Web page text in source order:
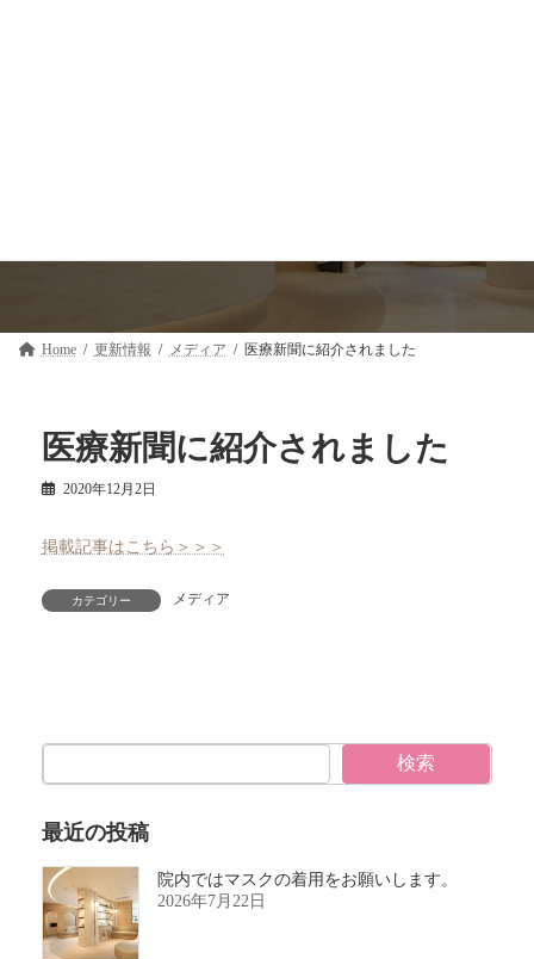
Home 更新情報 メディア 医療新聞に紹介されました
医療新聞に紹介されました
2020年12月2日
掲載記事はこちら＞＞＞
カテゴリー メディア
検索
最近の投稿
院内ではマスクの着用をお願いします。
2026年7月22日